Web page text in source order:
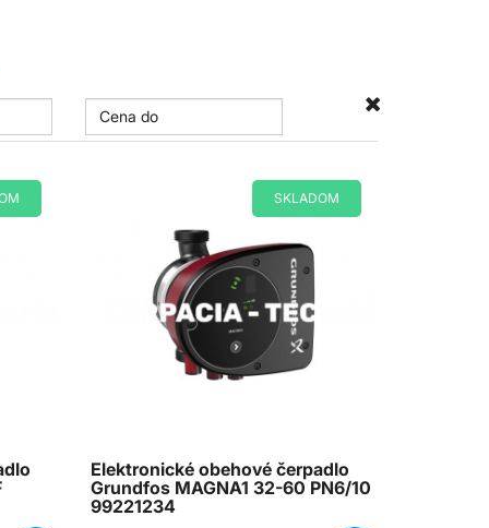
SKLADOM
Elektronické obehové čerpadlo
Grundfos MAGNA1 32-60 PN6/10
99221234